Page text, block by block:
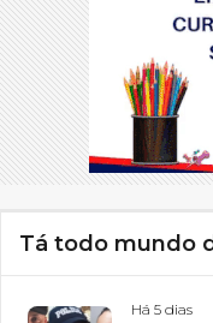
Tá todo mundo
Há 5 dias